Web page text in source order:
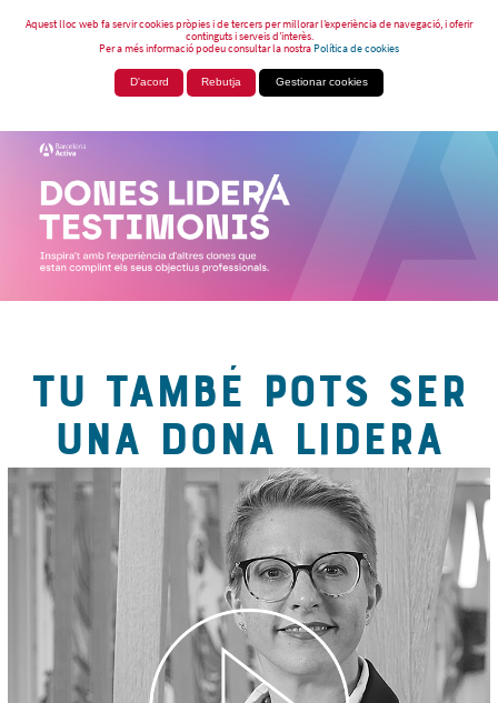
Aquest lloc web fa servir cookies pròpies i de tercers per millorar l’experiència de navegació, i oferir
continguts i serveis d’interès.
Per a més informació podeu consultar la nostraPolítica de cookies
D'acord Rebutja Gestionar cookies
TU TAMBÉ POTS SER
UNA DONA LIDERA